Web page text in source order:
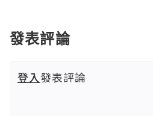
發表評論
登入發表評論